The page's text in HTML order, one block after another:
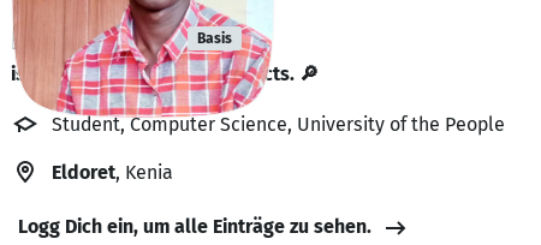
Ryan Giggs Basis
is looking for freelance projects. 🔎
Student, Computer Science, University of the People
Eldoret, Kenia
Logg Dich ein, um alle Einträge zu sehen.